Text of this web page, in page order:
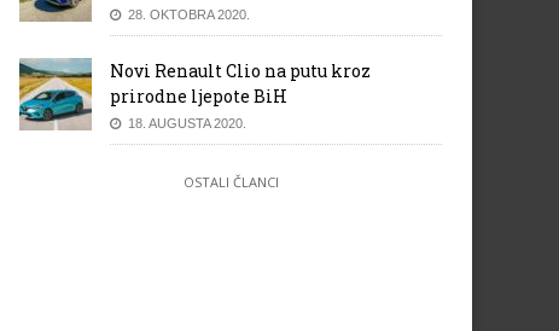
28. OKTOBRA 2020.
Novi Renault Clio na putu kroz
prirodne ljepote BiH
18. AUGUSTA 2020.
OSTALI ČLANCI